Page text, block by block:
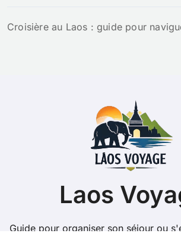
Croisière au Laos : guide pour
Laos
Guide pour organiser son séjour ou